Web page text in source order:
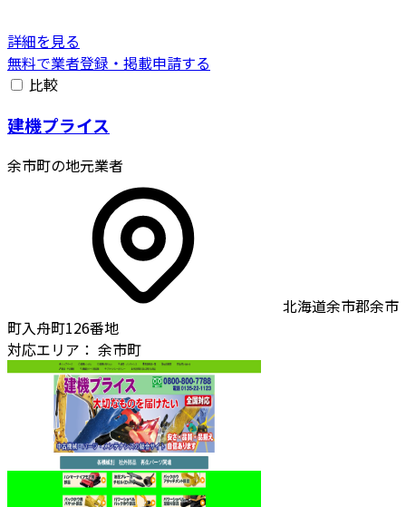
詳細を見る
無料で業者登録・掲載申請する
比較
建機プライス
余市町の地元業者
北海道余市郡余市
町入舟町126番地
対応エリア： 余市町